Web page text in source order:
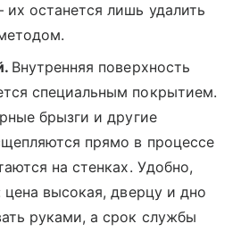
останется лишь удалить
Внутренняя поверхность
специальным покрытием.
брызги и другие
прямо в процессе
на стенках. Удобно,
высокая, дверцу и дно
руками, а срок службы